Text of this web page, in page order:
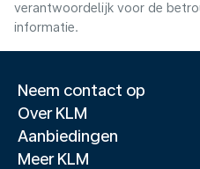
verantwoordelijk voor de
informatie.
Neem contact op
Over KLM
Aanbiedingen
Meer KLM